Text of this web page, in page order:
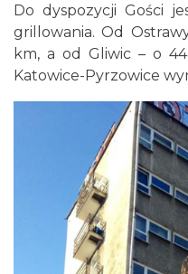
Do dyspozycji Gości
grillowania. Od
km, a od Gliwic – o
Katowice-Pyrzowice